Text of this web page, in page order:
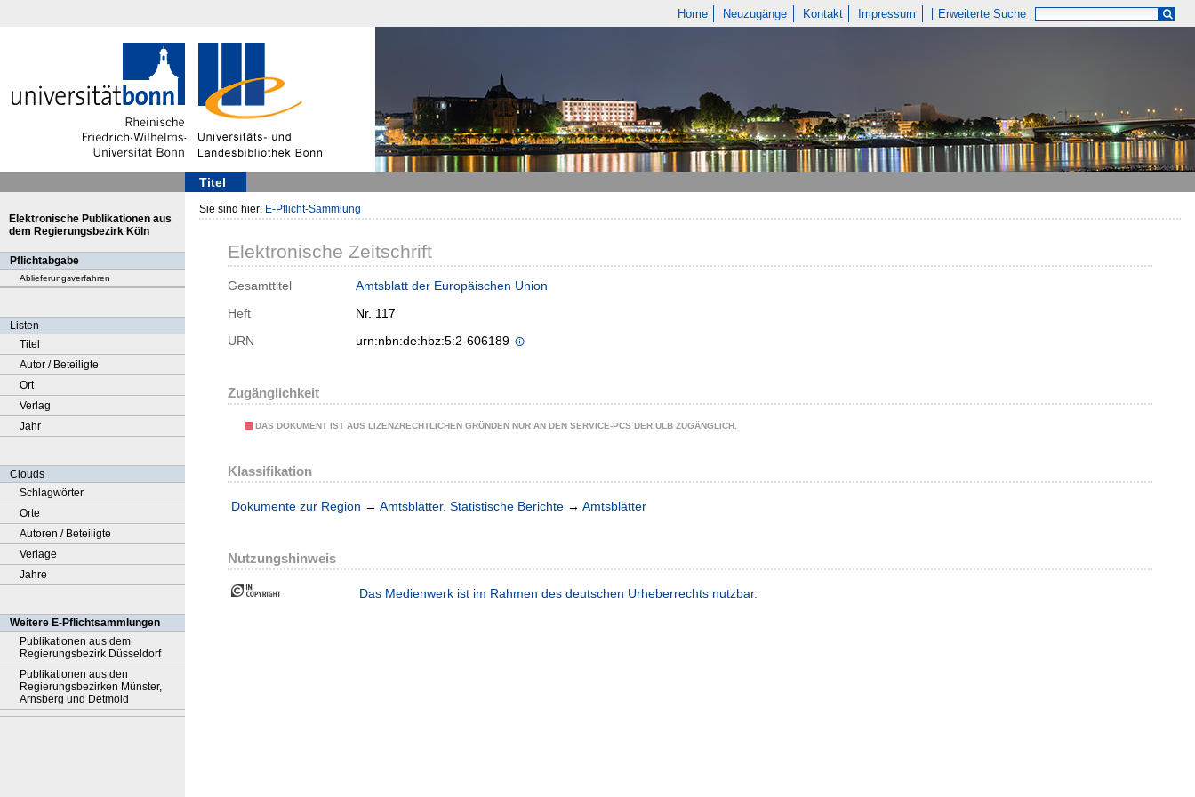
Home Neuzugänge Kontakt Impressum Erweiterte Suche
Titel
Elektronische Publikationen aus
dem Regierungsbezirk Köln
Pflichtabgabe
Ablieferungsverfahren
Listen
Titel
Autor / Beteiligte
Ort
Verlag
Jahr
Clouds
Schlagwörter
Orte
Autoren / Beteiligte
Verlage
Jahre
Weitere E-Pflichtsammlungen
Publikationen aus dem
Regierungsbezirk Düsseldorf
Publikationen aus den
Regierungsbezirken Münster,
Arnsberg und Detmold
Sie sind hier: E-Pflicht-Sammlung
Elektronische Zeitschrift
Gesamttitel
Amtsblatt der Europäischen Union
Heft
Nr. 117
URN
urn:nbn:de:hbz:5:2-606189
Zugänglichkeit
DAS DOKUMENT IST AUS LIZENZRECHTLICHEN GRÜNDEN NUR AN DEN SERVICE-PCS DER ULB ZUGÄNGLICH.
Klassifikation
Dokumente zur Region → Amtsblätter. Statistische Berichte → Amtsblätter
Nutzungshinweis
Das Medienwerk ist im Rahmen des deutschen Urheberrechts nutzbar.